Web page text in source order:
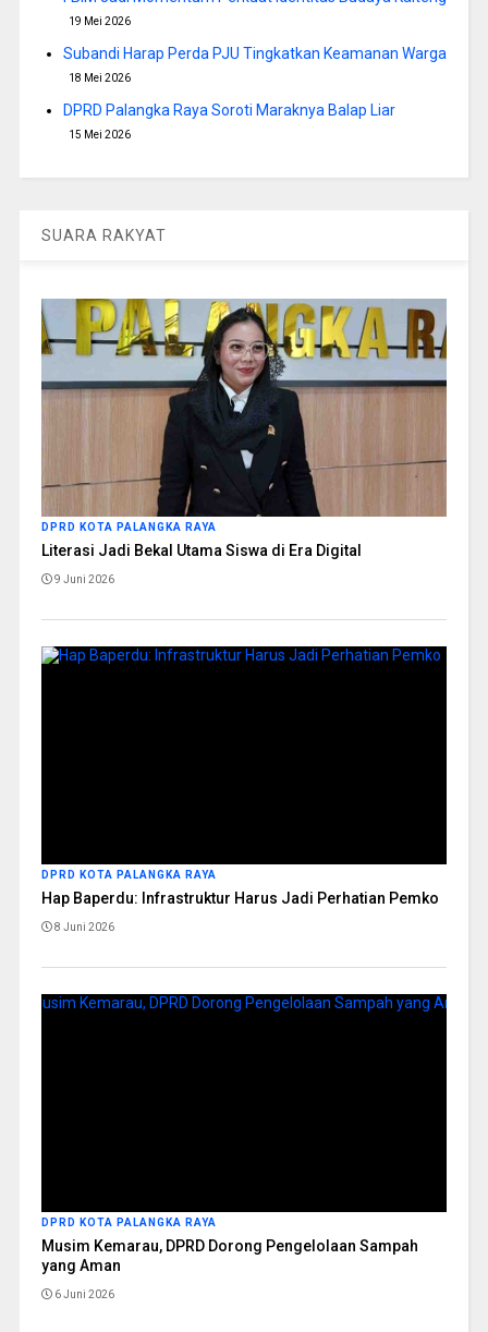
19 Mei 2026
Subandi Harap Perda PJU Tingkatkan Keamanan Warga
18 Mei 2026
DPRD Palangka Raya Soroti Maraknya Balap Liar
15 Mei 2026
SUARA RAKYAT
DPRD KOTA PALANGKA RAYA
Literasi Jadi Bekal Utama Siswa di Era Digital
9 Juni 2026
DPRD KOTA PALANGKA RAYA
Hap Baperdu: Infrastruktur Harus Jadi Perhatian Pemko
8 Juni 2026
DPRD KOTA PALANGKA RAYA
Musim Kemarau, DPRD Dorong Pengelolaan Sampah
yang Aman
6 Juni 2026